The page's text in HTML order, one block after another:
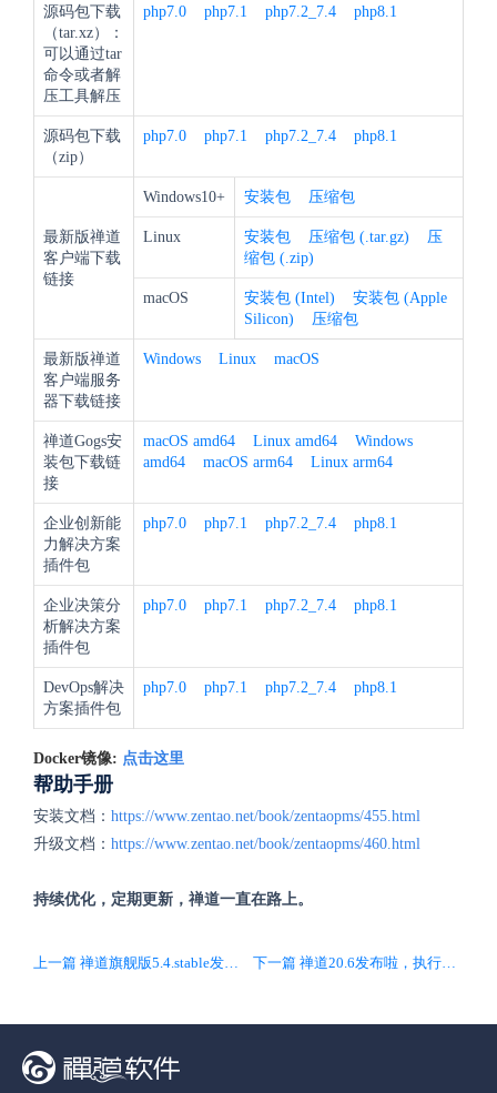
源码包下载
（tar.xz）：
可以通过tar
命令或者解
压工具解压
php7.0 php7.1 php7.2_7.4 php8.1
源码包下载
（zip）
php7.0 php7.1 php7.2_7.4 php8.1
最新版禅道
客户端下载
链接
Windows10+ 安装包 压缩包
Linux 安装包 压缩包 (.tar.gz)
压
缩包 (.zip)
macOS 安装包 (Intel)
安装包 (Apple
Silicon)
压缩包
最新版禅道
客户端服务
器下载链接
Windows Linux macOS
禅道Gogs安
装包下载链
接
macOS amd64 Linux amd64
Windows
amd64
macOS arm64 Linux arm64
企业创新能
力解决方案
插件包
php7.0 php7.1 php7.2_7.4 php8.1
企业决策分
析解决方案
插件包
php7.0 php7.1 php7.2_7.4 php8.1
DevOps解决
方案插件包
php7.0 php7.1 php7.2_7.4 php8.1
Docker镜像: 点击这里
帮助手册
安装文档： https://www.zentao.net/book/zentaopms/455.html
升级文档： https://www.zentao.net/book/zentaopms/460.html
持续优化，定期更新，禅道一直在路上。
上一篇 禅道旗舰版5.4.stable发布啦，客户端全面升级音视频会议功能和技术框架 下一篇 禅道20.6发布啦，执行任务列表增加所属项目搜索条件，修复Bug，提升系统稳定性